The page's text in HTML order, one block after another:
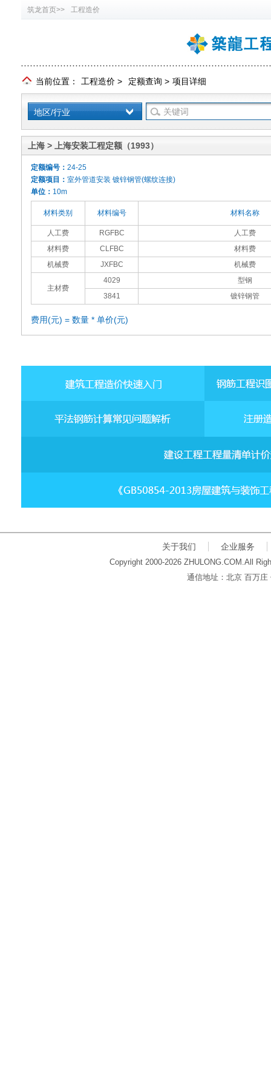
筑龙首页>> 工程造价
当前位置： 工程造价 > 定额查询 > 项目详细
地区/行业
上海 > 上海安装工程定额（1993）
定额编号： 24-25
定额项目： 室外管道安装 镀锌钢管(螺纹连接)
单位： 10m
材料类别 材料编号 材料名称
人工费 RGFBC
人工费
材料费
CLFBC
材料费
机械费
JXFBC 机械费
主材费
4029
型钢
3841
镀锌钢管
费用(元) = 数量 * 单价(元)
关于我们 企业服务
Copyright 2000-2026 ZHULONG.COM.All
通信地址：北京 百万